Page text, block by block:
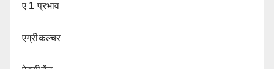
ए 1 प्रभाव
एग्रीकल्चर